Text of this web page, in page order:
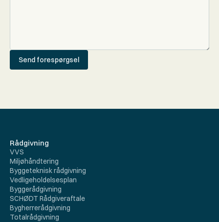
Send forespørgsel
Rådgivning
VVS
Miljøhåndtering
Byggeteknisk rådgivning
Vedligeholdelsesplan
Byggerådgivning
SCHØDT Rådgiveraftale
Bygherrerådgivning
Totalrådgivning